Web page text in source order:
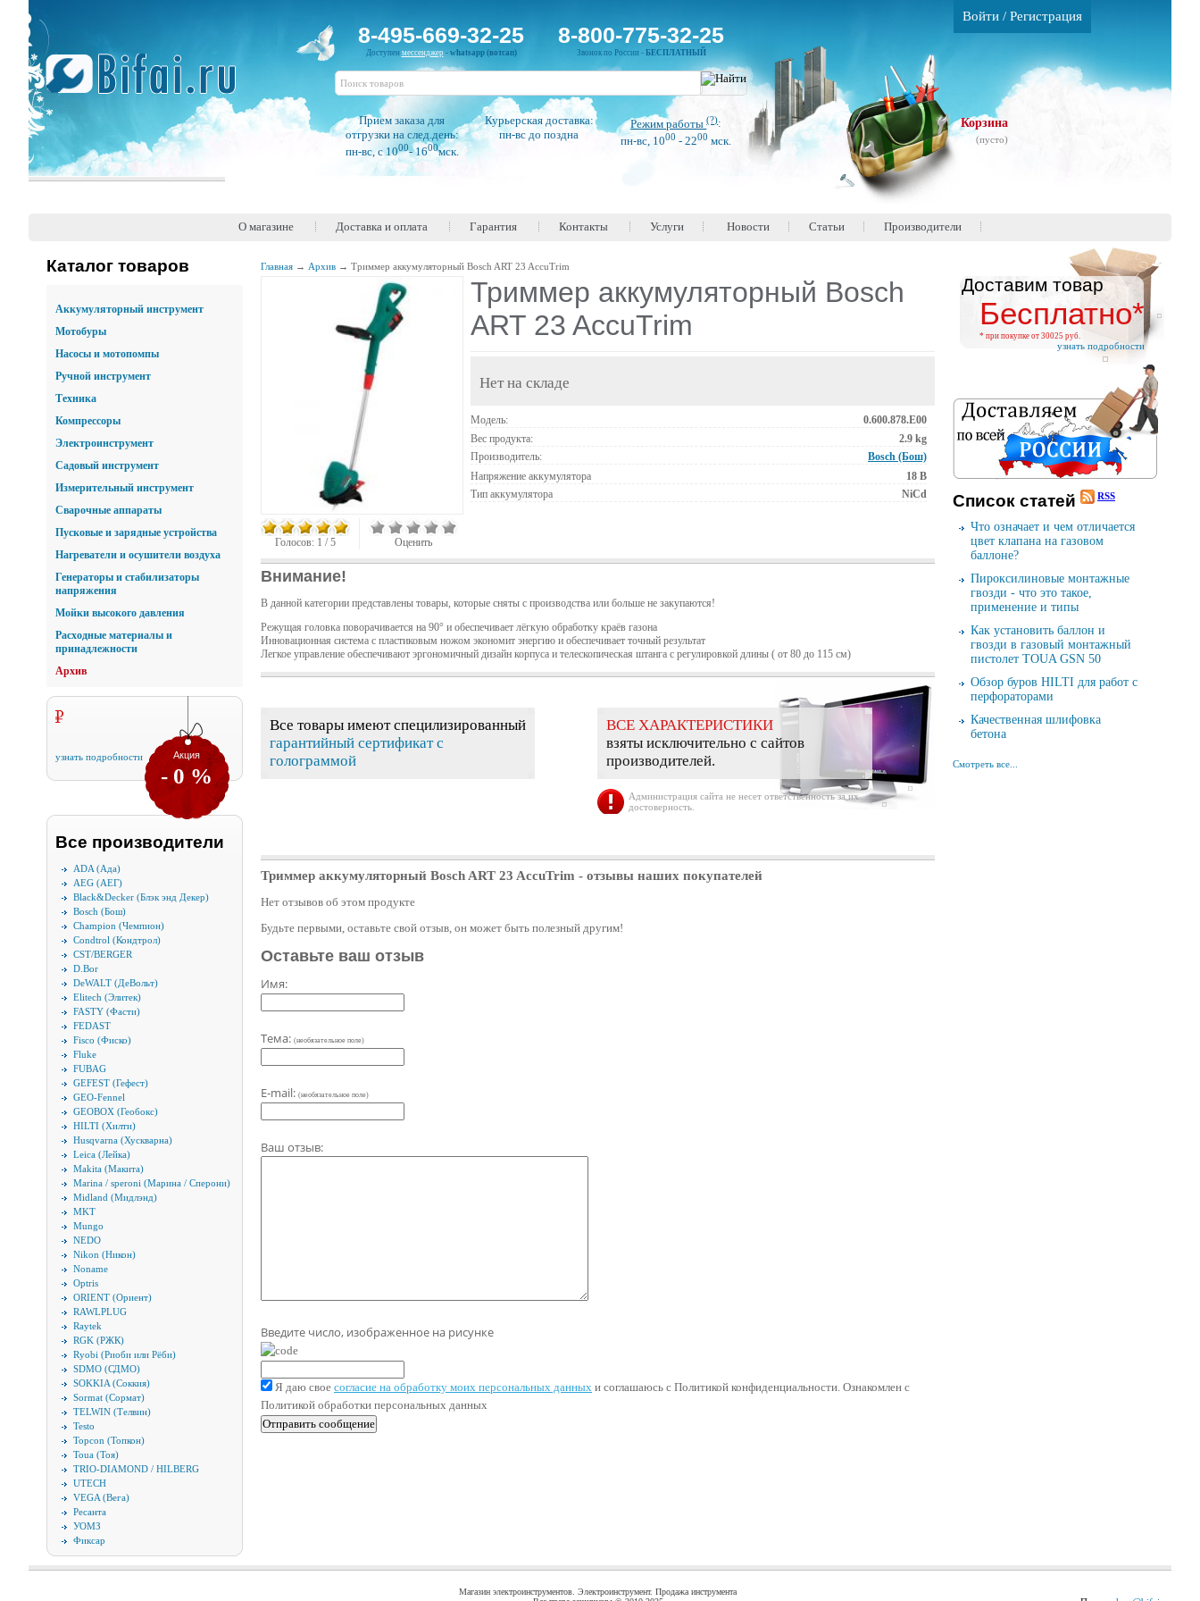
Войти /Регистрация
8-495-669-32-25
Доступен мессенджер- whatsapp (вотсап)
8-800-775-32-25
Звонок по России - БЕСПЛАТНЫЙ
Прием заказа для
отгрузки на след.день:
пн-вс, c 1000- 1600мск.
Курьерская доставка:
пн-вс до поздна
Режим работы(?):
пн-вс, 1000 - 2200 мск.
Корзина
(пусто)
О магазине Доставка и оплата Гарантия Контакты Услуги Новости Статьи Производители
Каталог товаров
Аккумуляторный инструмент
Мотобуры
Насосы и мотопомпы
Ручной инструмент
Техника
Компрессоры
Электроинструмент
Садовый инструмент
Измерительный инструмент
Сварочные аппараты
Пусковые и зарядные устройства
Нагреватели и осушители воздуха
Генераторы и стабилизаторы
напряжения
Мойки высокого давления
Расходные материалы и
принадлежности
Архив
Акция
- 0 %
узнать подробности
Все производители
ADA (Ада)
AEG (АЕГ)
Black&Decker (Блэк энд Декер)
Bosch (Бош)
Champion (Чемпион)
Condtrol (Кондтрол)
CST/BERGER
D.Bor
DeWALT (ДеВольт)
Elitech (Элитек)
FASTY (Фасти)
FEDAST
Fisco (Фиско)
Fluke
FUBAG
GEFEST (Гефест)
GEO-Fennel
GEOBOX (Геобокс)
HILTI (Хилти)
Husqvarna (Хускварна)
Leica (Лейка)
Makita (Макита)
Marina / speroni (Марина / Сперони)
Midland (Мидлэнд)
MKT
Mungo
NEDO
Nikon (Никон)
Noname
Optris
ORIENT (Ориент)
RAWLPLUG
Raytek
RGK (РЖК)
Ryobi (Риоби или Рёби)
SDMO (СДМО)
SOKKIA (Соккия)
Sormat (Сормат)
TELWIN (Телвин)
Testo
Topcon (Топкон)
Toua (Тоя)
TRIO-DIAMOND / HILBERG
UTECH
VEGA (Вега)
Ресанта
УОМЗ
Фиксар
Главная → Архив → Триммер аккумуляторный Bosch ART 23 AccuTrim
Голосов: 1 /5 Оценить
Триммер аккумуляторный Bosch
ART 23 AccuTrim
Нет на складе
Модель:
0.600.878.E00
Вес продукта:
2.9 kg
Производитель:
Bosch (Бош)
Напряжение аккумулятора
18 В
Тип аккумулятора
NiCd
Внимание!
В данной категории представлены товары, которые сняты с производства или больше не закупаются!
Режущая головка поворачивается на 90° и обеспечивает лёгкую обработку краёв газона
Инновационная система с пластиковым ножом экономит энергию и обеспечивает точный результат
Легкое управление обеспечивают эргономичный дизайн корпуса и телескопическая штанга с регулировкой длины ( от 80 до 115 см)
Все товары имеют специлизированный
гарантийный сертификат с
голограммой
ВСЕ ХАРАКТЕРИСТИКИ
взяты исключительно с сайтов
производителей.
Администрация сайта не несет ответственность за их
достоверность.
Триммер аккумуляторный Bosch ART 23 AccuTrim - отзывы наших покупателей
Нет отзывов об этом продукте
Будьте первыми, оставьте свой отзыв, он может быть полезный другим!
Оставьте ваш отзыв
Имя:
Тема: (необязательное поле)
E-mail: (необязательное поле)
Ваш отзыв:
Введите число, изображенное на рисунке
Я даю свое согласие на обработку моих персональных данных и соглашаюсь с Политикой конфиденциальности. Ознакомлен с
Политикой обработки персональных данных
Доставим товар
Бесплатно*
* при покупке от 30025 руб.
узнать подробности
Cписок cтатей RSS
Что означает и чем отличается
цвет клапана на газовом
баллоне?
Пироксилиновые монтажные
гвозди - что это такое,
применение и типы
Как установить баллон и
гвозди в газовый монтажный
пистолет TOUA GSN 50
Обзор буров HILTI для работ с
перфораторами
Качественная шлифовка
бетона
Смотреть все...
Магазин электроинструментов. Электроинструмент. Продажа инструмента